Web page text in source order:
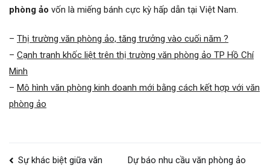
phòng ảo vốn là miếng bánh cực kỳ hấp dẫn tại Việt Nam.
– Thị trường văn phòng ảo, tăng trưởng vào cuối năm ?
– Cạnh tranh khốc liệt trên thị trường văn phòng ảo TP Hồ Chí
Minh
– Mô hình văn phòng kinh doanh mới bằng cách kết hợp với văn
phòng ảo
Post
Sự khác biệt giữa văn
Dự báo nhu cầu văn phòng ảo